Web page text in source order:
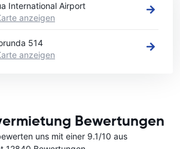
International Airport
anzeigen
514
anzeigen
Bewertungen
uns mit einer 9.1/10 aus